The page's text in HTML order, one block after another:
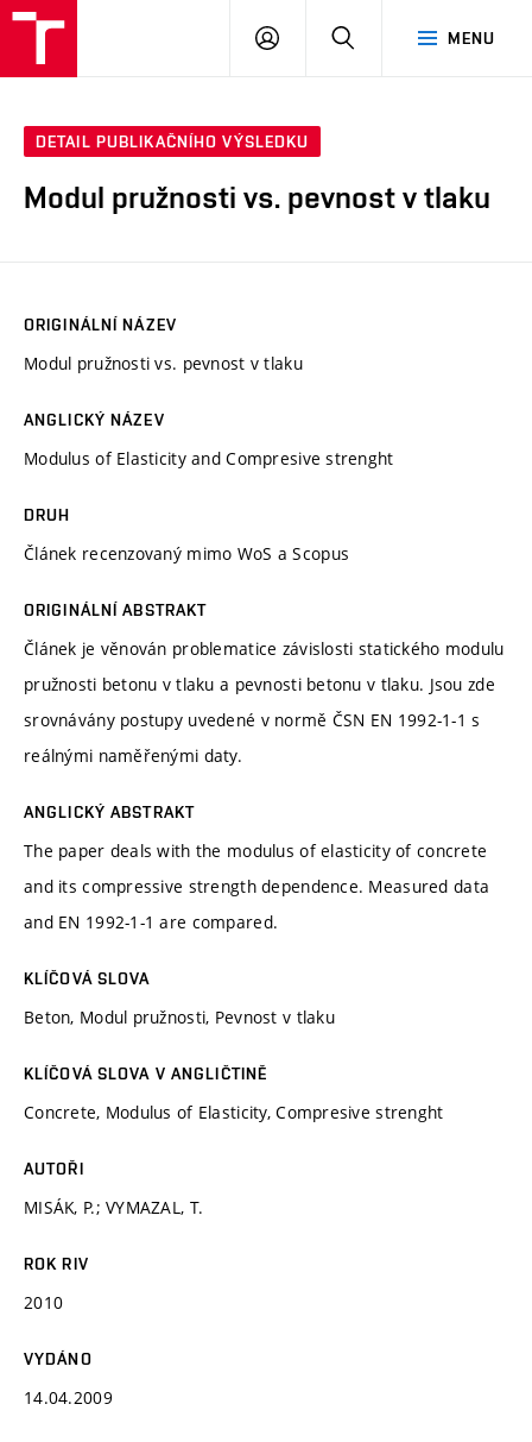
MENU
PŘIHLÁSIT
DETAIL PUBLIKAČNÍHO VÝSLEDKU
Modul pružnosti vs. pevnost v tlaku
ORIGINÁLNÍ NÁZEV
Modul pružnosti vs. pevnost v tlaku
ANGLICKÝ NÁZEV
Modulus of Elasticity and Compresive strenght
DRUH
Článek recenzovaný mimo WoS a Scopus
ORIGINÁLNÍ ABSTRAKT
Článek je věnován problematice závislosti statického modulu
pružnosti betonu v tlaku a pevnosti betonu v tlaku. Jsou zde
srovnávány postupy uvedené v normě ČSN EN 1992-1-1 s
reálnými naměřenými daty.
ANGLICKÝ ABSTRAKT
The paper deals with the modulus of elasticity of concrete
and its compressive strength dependence. Measured data
and EN 1992-1-1 are compared.
KLÍČOVÁ SLOVA
Beton, Modul pružnosti, Pevnost v tlaku
KLÍČOVÁ SLOVA V ANGLIČTINĚ
Concrete, Modulus of Elasticity, Compresive strenght
AUTOŘI
MISÁK, P.; VYMAZAL, T.
ROK RIV
2010
VYDÁNO
14.04.2009